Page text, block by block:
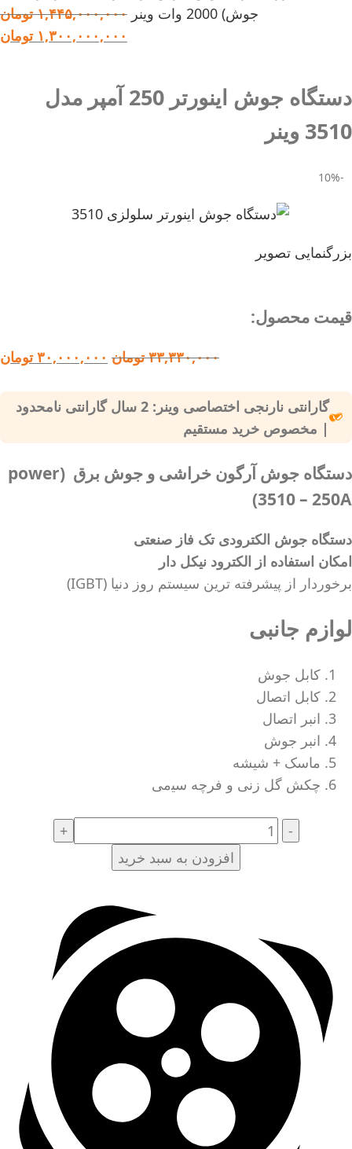
جوش) 2000 وات وینر
۱,۴۴۵,۰۰۰,۰۰۰ تومان
۱,۳۰۰,۰۰۰,۰۰۰ تومان
دستگاه جوش اینورتر 250 آمپر مدل
3510 وینر
-10%
بزرگنمایی تصویر
قیمت محصول:​
۳۳,۳۳۰,۰۰۰ تومان ۳۰,۰۰۰,۰۰۰ تومان
گارانتی نارنجی اختصاصی وینر: 2 سال گارانتی نامحدود
| مخصوص خرید مستقیم
دستگاه جوش آرگون خراشی و جوش برق (power
3510 – 250A)
دستگاه جوش الکترودی تک فاز صنعتی
امکان استفاده از الکترود نیکل دار
ﺑﺮﺧﻮردار از پیشرﻓﺘﻪ ﺗﺮﯾﻦ ﺳﯿﺴﺘﻢ روز دﻧﯿﺎ (IGBT
)
لوازم جانبی
کابل جوش
کابل اتصال
انبر اتصال
انبر جوش
ماسک + شیشه
چکش گل زنی و ﻓﺮچه ﺳﯿمی
افزودن به سبد خرید